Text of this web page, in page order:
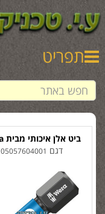
תפריט
ביט אלן איכותי מבית Wera
דגם 05057604001